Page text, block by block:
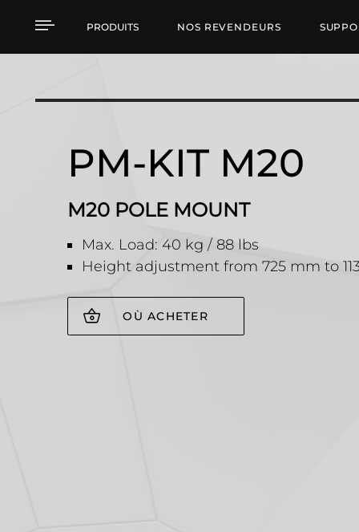
PM-KIT M20 M20 POLE
PRODUITS NOS REVENDEURS
PM-KIT M20
M20 POLE MOUNT
Max. Load: 40 kg / 88 lbs
Height adjustment from 725 mm to
OÙ ACHETER